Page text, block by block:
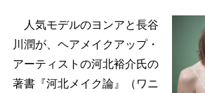
人気モデルのヨンアと長谷
川潤が、ヘアメイクアップ・
アーティストの河北裕介氏の
著書『河北メイク論』（ワニ